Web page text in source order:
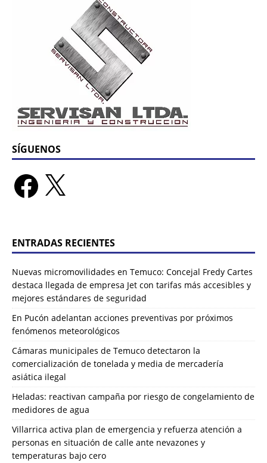
SÍGUENOS
ENTRADAS RECIENTES
Nuevas micromovilidades en Temuco: Concejal Fredy Cartes
destaca llegada de empresa Jet con tarifas más accesibles y
mejores estándares de seguridad
En Pucón adelantan acciones preventivas por próximos
fenómenos meteorológicos
Cámaras municipales de Temuco detectaron la
comercialización de tonelada y media de mercadería
asiática ilegal
Heladas: reactivan campaña por riesgo de congelamiento de
medidores de agua
Villarrica activa plan de emergencia y refuerza atención a
personas en situación de calle ante nevazones y
temperaturas bajo cero